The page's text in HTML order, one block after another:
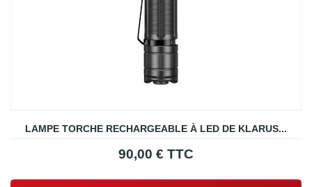
LAMPE TORCHE RECHARGEABLE À LED DE KLARUS...
90,00 € TTC